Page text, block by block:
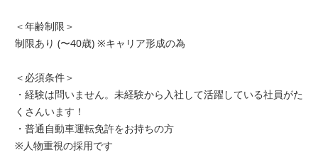
＜年齢制限＞
制限あり (〜40歳) ※キャリア形成の為
＜必須条件＞
・経験は問いません。未経験から入社して活躍している社員がた
くさんいます！
・普通自動車運転免許をお持ちの方
※人物重視の採用です